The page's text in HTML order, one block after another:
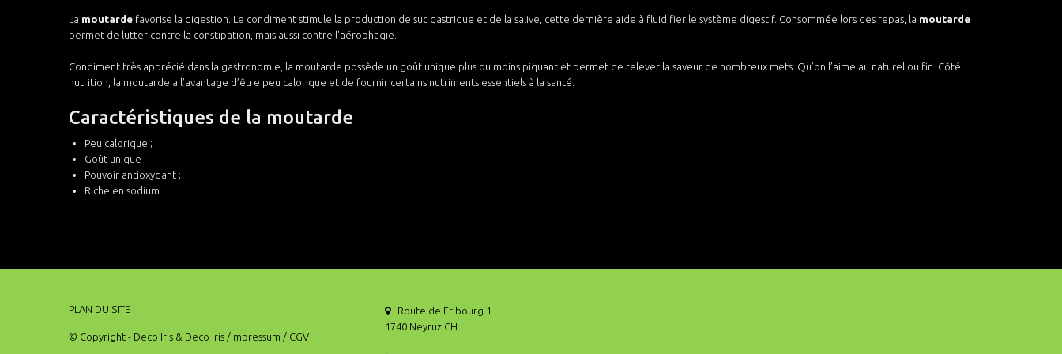
La moutarde favorise la digestion. Le condiment stimule la production de suc gastrique et de la salive, cette dernière aide à fluidifier le système digestif. Consommée lors des repas, la moutarde
permet de lutter contre la constipation, mais aussi contre l'aérophagie.
Condiment très apprécié dans la gastronomie, la moutarde possède un goût unique plus ou moins piquant et permet de relever la saveur de nombreux mets. Qu’on l’aime au naturel ou fin. Côté
nutrition, la moutarde a l’avantage d’être peu calorique et de fournir certains nutriments essentiels à la santé.
Caractéristiques de la moutarde
Peu calorique ;
Goût unique ;
Pouvoir antioxydant ;
Riche en sodium.
PLAN DU SITE
© Copyright - Deco Iris & Deco Iris /Impressum / CGV
: Route de Fribourg 1
1740 Neyruz CH